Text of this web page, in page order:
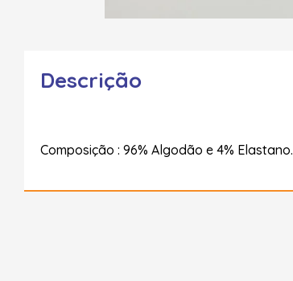
Descrição
Composição : 96% Algodão e 4% Elastano.